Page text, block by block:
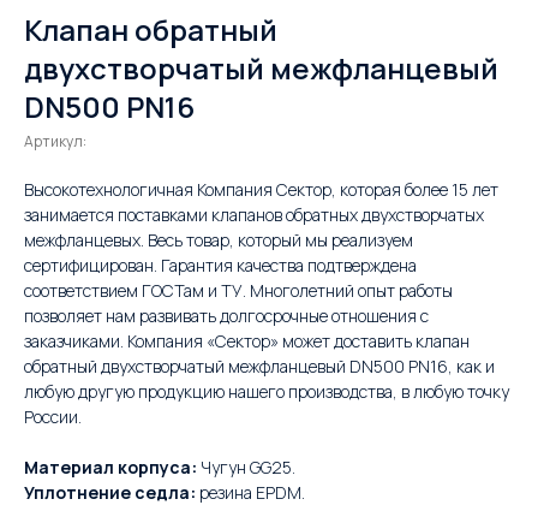
Клапан обратный
двухстворчатый межфланцевый
DN500 PN16
Артикул:
Высокотехнологичная Компания Сектор, которая более 15 лет
занимается поставками клапанов обратных двухстворчатых
межфланцевых. Весь товар, который мы реализуем
сертифицирован. Гарантия качества подтверждена
соответствием ГОСТам и ТУ. Многолетний опыт работы
позволяет нам развивать долгосрочные отношения с
заказчиками. Компания «Сектор» может доставить клапан
обратный двухстворчатый межфланцевый DN500 PN16, как и
любую другую продукцию нашего производства, в любую точку
России.
Материал корпуса: Чугун GG25.
Уплотнение седла: резина EPDM.